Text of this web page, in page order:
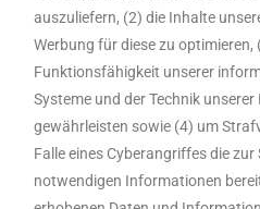
auszuliefern, (2) die Inhalte
Werbung für diese zu
Funktionsfähigkeit unserer
Systeme und der Technik
gewährleisten sowie (4) um
Falle eines Cyberangriffes die
notwendigen Informationen